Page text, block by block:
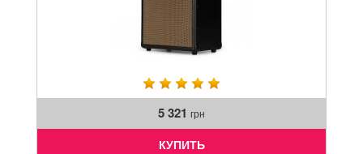
5 321 грн
КУПИТЬ